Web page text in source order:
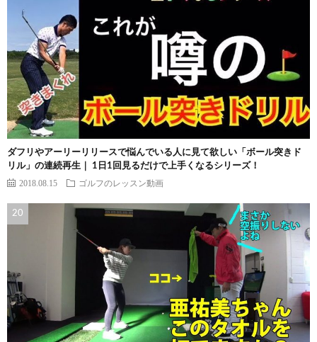
ダフリやアーリーリリースで悩んでいる人に見て欲しい「ボール突きド
リル」の連続再生｜ 1日1回見るだけで上手くなるシリーズ！
2018.08.15 ゴルフのレッスン動画